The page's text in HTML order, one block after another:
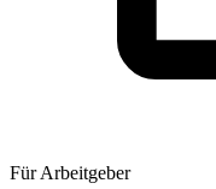
Für Arbeitgeber